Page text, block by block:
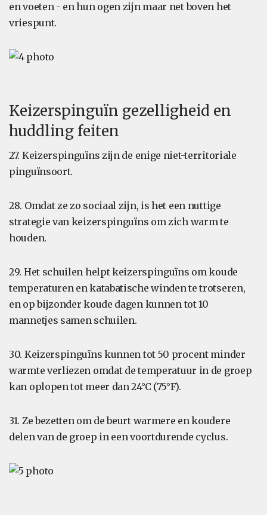
en voeten - en hun ogen zijn maar net boven het
vriespunt.
Keizerspinguïn gezelligheid en
huddling feiten
27. Keizerspinguïns zijn de enige niet-territoriale
pinguïnsoort.
28. Omdat ze zo sociaal zijn, is het een nuttige
strategie van keizerspinguïns om zich warm te
houden.
29. Het schuilen helpt keizerspinguïns om koude
temperaturen en katabatische winden te trotseren,
en op bijzonder koude dagen kunnen tot 10
mannetjes samen schuilen.
30. Keizerspinguïns kunnen tot 50 procent minder
warmte verliezen omdat de temperatuur in de groep
kan oplopen tot meer dan 24°C (75°F).
31. Ze bezetten om de beurt warmere en koudere
delen van de groep in een voortdurende cyclus.